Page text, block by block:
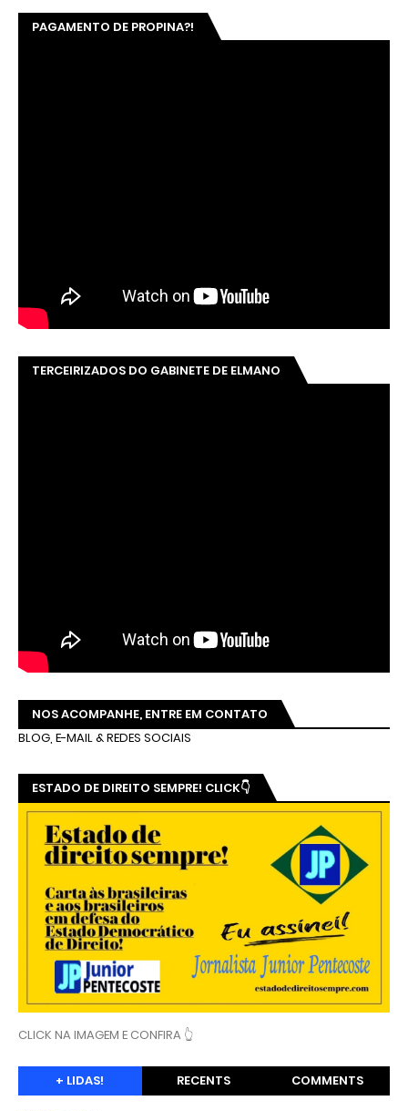
PAGAMENTO DE PROPINA?!
TERCEIRIZADOS DO GABINETE DE ELMANO
NOS ACOMPANHE, ENTRE EM CONTATO
BLOG, E-MAIL & REDES SOCIAIS
ESTADO DE DIREITO SEMPRE! CLICK👇
CLICK NA IMAGEM E CONFIRA 👆
+ LIDAS! RECENTS COMMENTS